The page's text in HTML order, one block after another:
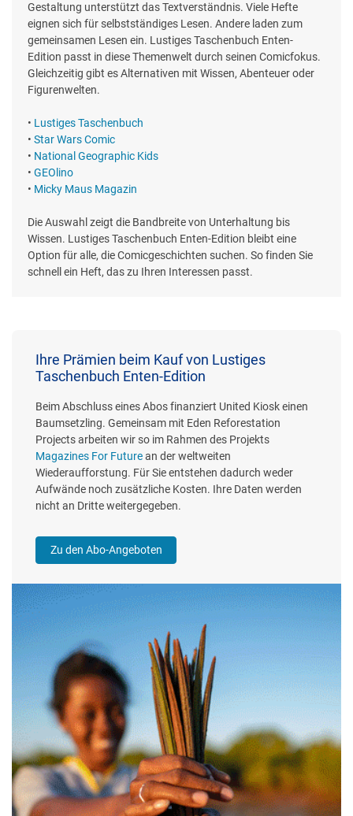
Gestaltung unterstützt das Textverständnis. Viele Hefte
eignen sich für selbstständiges Lesen. Andere laden zum
gemeinsamen Lesen ein. Lustiges Taschenbuch Enten-
Edition passt in diese Themenwelt durch seinen Comicfokus.
Gleichzeitig gibt es Alternativen mit Wissen, Abenteuer oder
Figurenwelten.
• Lustiges Taschenbuch
• Star Wars Comic
• National Geographic Kids
• GEOlino
• Micky Maus Magazin
Die Auswahl zeigt die Bandbreite von Unterhaltung bis
Wissen. Lustiges Taschenbuch Enten-Edition bleibt eine
Option für alle, die Comicgeschichten suchen. So finden Sie
schnell ein Heft, das zu Ihren Interessen passt.
Ihre Prämien beim Kauf von Lustiges
Taschenbuch Enten-Edition
Beim Abschluss eines Abos finanziert United Kiosk einen
Baumsetzling. Gemeinsam mit Eden Reforestation
Projects arbeiten wir so im Rahmen des Projekts
Magazines For Futurean der weltweiten
Wiederaufforstung. Für Sie entstehen dadurch weder
Aufwände noch zusätzliche Kosten. Ihre Daten werden
nicht an Dritte weitergegeben.
Zu den Abo-Angeboten